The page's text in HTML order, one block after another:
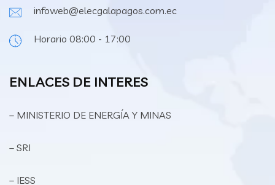
infoweb@elecgalapagos.com.ec
Horario 08:00 - 17:00
ENLACES DE INTERES
– MINISTERIO DE ENERGÍA Y MINAS
– SRI
– IESS